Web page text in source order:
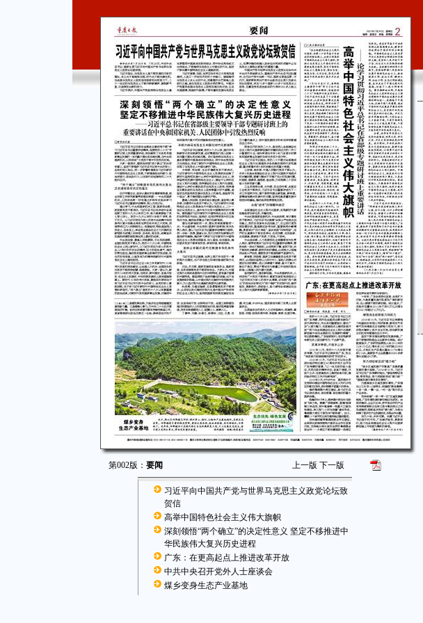
第002版： 要闻 上一版 下一版
习近平向中国共产党与世界马克思主义政党论坛致
贺信
高举中国特色社会主义伟大旗帜
深刻领悟“两个确立”的决定性意义 坚定不移推进中
华民族伟大复兴历史进程
广东：在更高起点上推进改革开放
中共中央召开党外人士座谈会
煤乡变身生态产业基地